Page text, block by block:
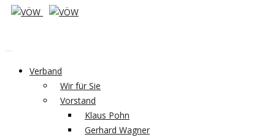
Verband
Wir für Sie
Vorstand
Klaus Pohn
Gerhard Wagner